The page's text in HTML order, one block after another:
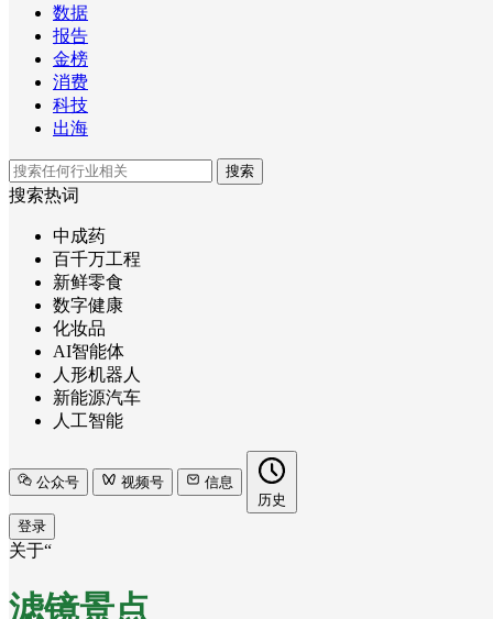
数据
报告
金榜
消费
科技
出海
搜索
搜索热词
中成药
百千万工程
新鲜零食
数字健康
化妆品
AI智能体
人形机器人
新能源汽车
人工智能
公众号 视频号
信息
历史
登录
关于“
滤镜景点